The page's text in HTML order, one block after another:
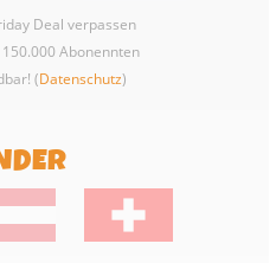
Deal verpassen
Abonennten
(Datenschutz)